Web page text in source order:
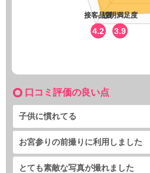
説明満足度
3.9
接客品質
4.2
口コミ評価の良い点
子供に慣れてる
お宮参りの前撮りに利用しました
とても素敵な写真が撮れました